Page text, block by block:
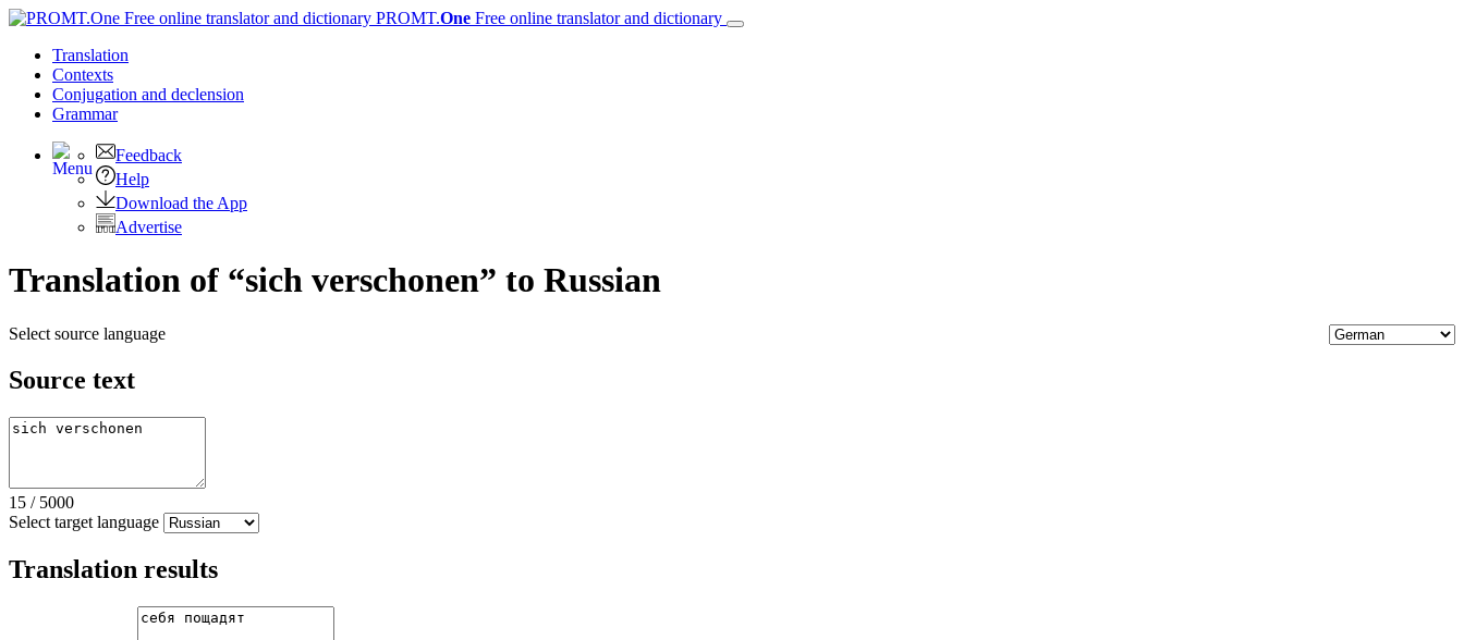
PROMT.One Free online translator and dictionary
Translation
Contexts
Conjugation and declension
Grammar
Feedback
Help
Download the App
Advertise
Translation of “sich verschonen” to Russian
Select source language
Source text
15 / 5000
Select target language
Translation results